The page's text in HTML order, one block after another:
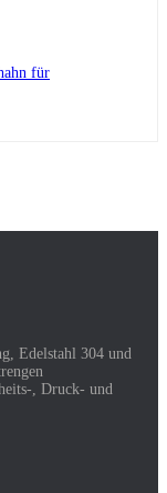
für
Edelstahl 304 und
, Druck- und